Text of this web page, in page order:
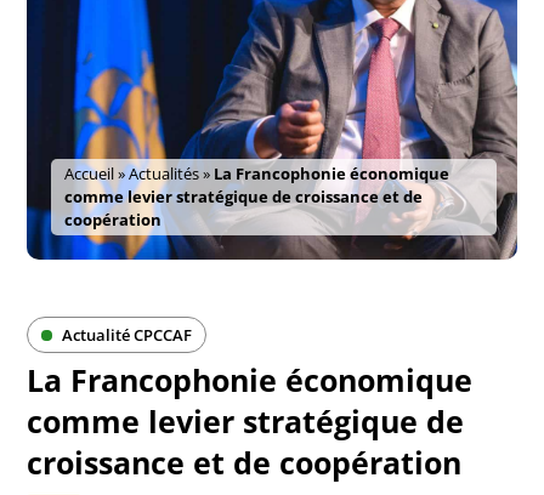
Accueil»Actualités» La Francophonie économique
comme levier stratégique de croissance et de
coopération
Actualité CPCCAF
La Francophonie économique
comme levier stratégique de
croissance et de coopération